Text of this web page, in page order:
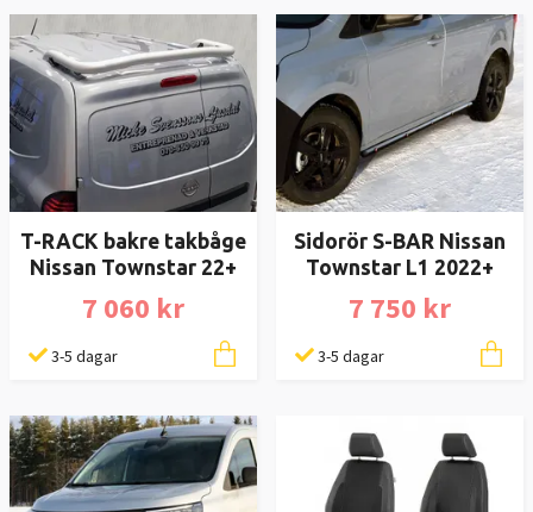
T-RACK bakre takbåge
Nissan Townstar 22+
7 060 kr
3-5 dagar
Sidorör S-BAR Nissan
Townstar L1 2022+
7 750 kr
3-5 dagar